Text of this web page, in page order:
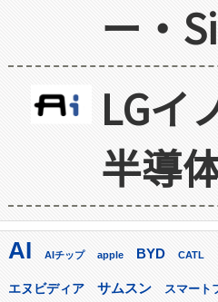
ー・
LGイ
半導
AI AIチップ apple BYD CATL
エヌビディア サムスン スマート